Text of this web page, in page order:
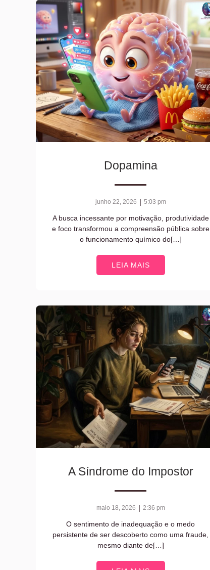
Dopamina
junho 22, 2026 | 5:03 pm
A busca incessante por motivação, produtividade
e foco transformou a compreensão pública sobre
o funcionamento químico do[…]
LEIA MAIS
A Síndrome do Impostor
maio 18, 2026 | 2:36 pm
O sentimento de inadequação e o medo
persistente de ser descoberto como uma fraude,
mesmo diante de[…]